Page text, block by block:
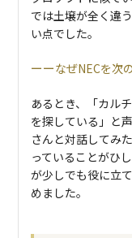
では土壌が全く違
い点でした。
なぜNECを次
あるとき、「カル
を探している」と
さんと対話してみ
っていることがひ
が少しでも役に立
めました。